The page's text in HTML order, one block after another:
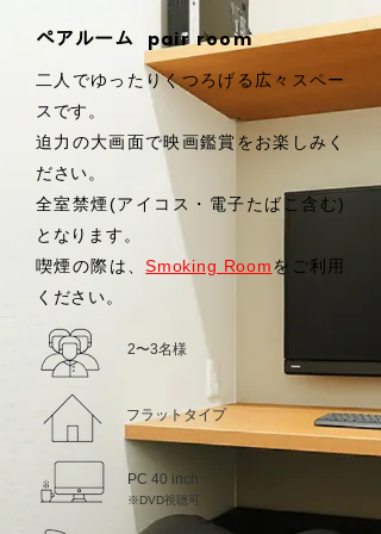
ペアルーム pair room
二人でゆったりくつろげる広々スペー
スです。
迫力の大画面で映画鑑賞をお楽しみく
ださい。
全室禁煙(アイコス・電子たばこ含む)
となります。
喫煙の際は、Smoking Roomをご利用
ください。
2〜3名様
フラットタイプ
PC 40 inch
※DVD視聴可